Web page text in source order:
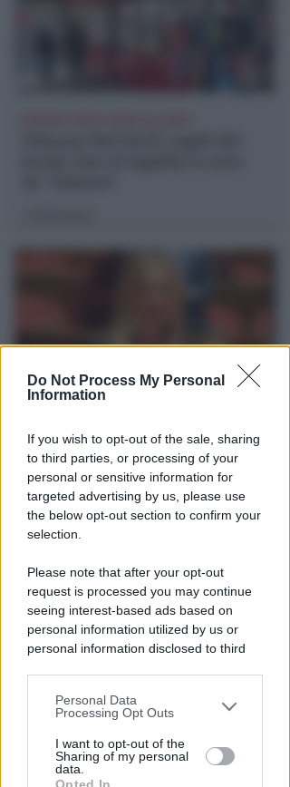
Do Not Process My Personal
Information
If you wish to opt-out of the sale, sharing
to third parties, or processing of your
personal or sensitive information for
targeted advertising by us, please use
the below opt-out section to confirm your
selection.
Please note that after your opt-out
request is processed you may continue
seeing interest-based ads based on
personal information utilized by us or
personal information disclosed to third
You may separately opt-out of the further
disclosure of your personal information
by third parties on the IAB’s list of
downstream participants.
Personal Data
Processing Opt Outs
I want to opt-out of the
Sharing of my personal
data.
A Coriano l'incontro
internazionale "contro le
droghe". Spinelli: orgogliosa
diRedazione
Abusi ripetuti sulla figlia 13enne
della convivente. 44enne andrà